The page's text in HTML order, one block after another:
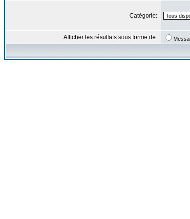
Catégorie:
Afficher les résultats sous forme de: